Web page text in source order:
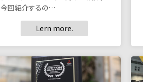
今回紹介するの…
Lern more.